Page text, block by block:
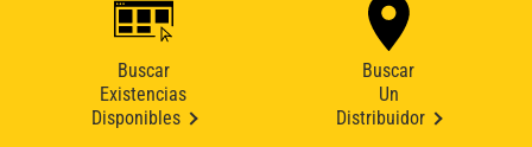
Buscar
Existencias
Disponibles
Buscar
Un
Distribuidor